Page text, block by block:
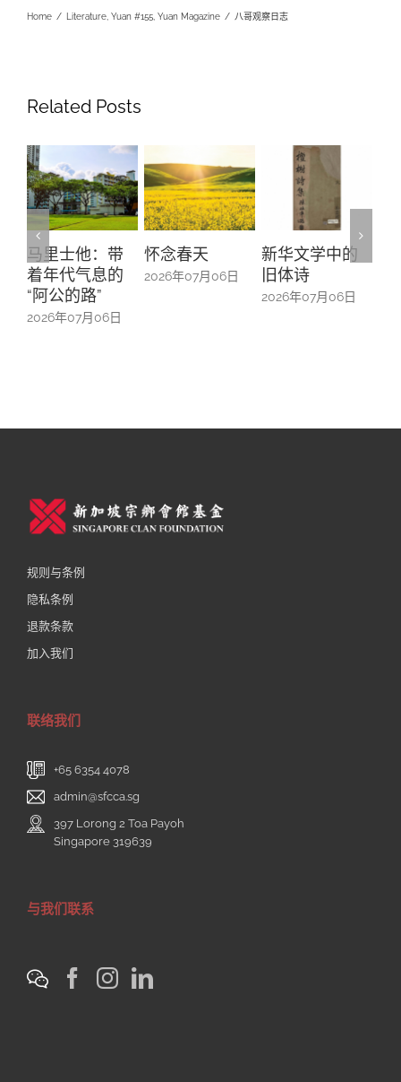
Home / Literature, Yuan #155, Yuan Magazine / 八哥观察日志
Related Posts
马里士他：带
着年代气息的
“阿公的路”
2026年07月06日
怀念春天
2026年07月06日
新华文学中的
旧体诗
2026年07月06日
规则与条例
隐私条例
退款条款
加入我们
联络我们
+65 6354 4078
admin@sfcca.sg
397 Lorong 2 Toa Payoh
Singapore 319639
与我们联系